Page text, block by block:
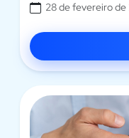
28 de fevereiro